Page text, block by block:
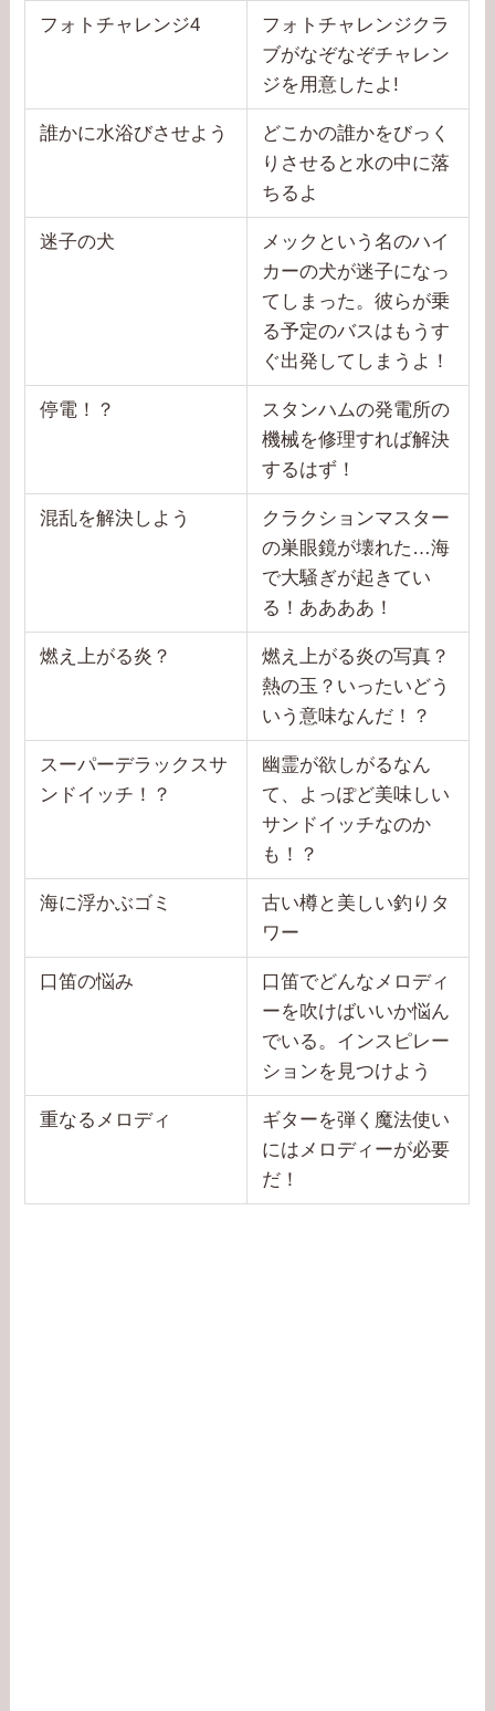
フォトチャレンジ4
フォトチャレンジクラ
ブがなぞなぞチャレン
ジを用意したよ!
誰かに水浴びさせよう
どこかの誰かをびっく
りさせると水の中に落
ちるよ
迷子の犬
メックという名のハイ
カーの犬が迷子になっ
てしまった。彼らが乗
る予定のバスはもうす
ぐ出発してしまうよ！
停電！？
スタンハムの発電所の
機械を修理すれば解決
するはず！
混乱を解決しよう
クラクションマスター
の巣眼鏡が壊れた…海
で大騒ぎが起きてい
る！ああああ！
燃え上がる炎？
燃え上がる炎の写真？
熱の玉？いったいどう
いう意味なんだ！？
スーパーデラックスサ
ンドイッチ！？
幽霊が欲しがるなん
て、よっぽど美味しい
サンドイッチなのか
も！？
海に浮かぶゴミ
古い樽と美しい釣りタ
ワー
口笛の悩み
口笛でどんなメロディ
ーを吹けばいいか悩ん
でいる。インスピレー
ションを見つけよう
重なるメロディ
ギターを弾く魔法使い
にはメロディーが必要
だ！